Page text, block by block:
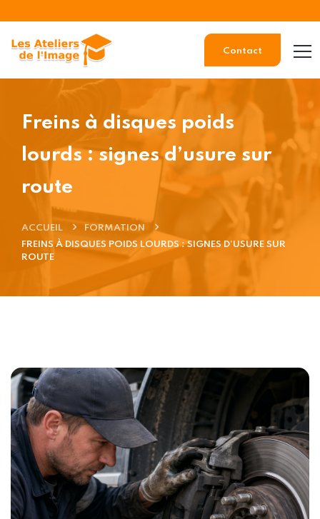
Contact
Freins à disques poids
lourds : signes d’usure sur
route
ACCUEIL
FORMATION
FREINS À DISQUES POIDS LOURDS : SIGNES D’USURE SUR
ROUTE